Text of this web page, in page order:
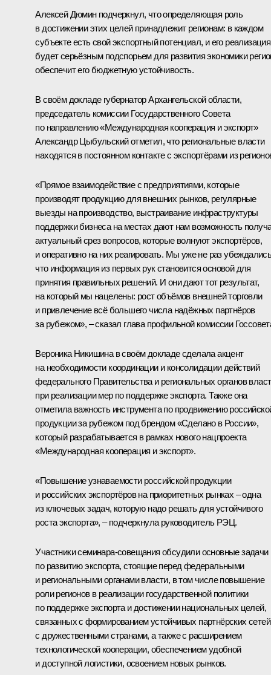
Алексей Дюмин подчеркнул, что определяющая роль
в достижении этих целей принадлежит регионам: в каждом
субъекте есть свой экспортный потенциал, и его реализация
будет серьёзным подспорьем для развития экономики
обеспечит его бюджетную устойчивость.
В своём докладе губернатор Архангельской области,
председатель комиссии Государственного Совета
по направлению «Международная кооперация и экспорт»
Александр Цыбульскийотметил, что региональные власти
находятся в постоянном контакте с экспортёрами из
«Прямое взаимодействие с предприятиями, которые
производят продукцию для внешних рынков, регулярные
выезды на производство, выстраивание инфраструктуры
поддержки бизнеса на местах дают нам возможность
актуальный срез вопросов, которые волнуют экспортёров,
и оперативно на них реагировать. Мы уже не раз
что информация из первых рук становится основой для
принятия правильных решений. И они дают тот результат,
на который мы нацелены: рост объёмов внешней торговли
и привлечение всё большего числа надёжных партнёров
за рубежом», – сказал глава профильной комиссии
Вероника Никишина в своём докладе сделала акцент
на необходимости координации и консолидации действий
федерального Правительства и региональных органов
при реализации мер по поддержке экспорта. Также она
отметила важность инструмента по продвижению
продукции за рубежом под брендом «Сделано в России»,
который разрабатывается в рамках нового нацпроекта
«Международная кооперация и экспорт».
«Повышение узнаваемости российской продукции
и российских экспортёров на приоритетных рынках – одна
из ключевых задач, которую надо решать для устойчивого
роста экспорта», – подчеркнула руководитель РЭЦ.
Участники семинара-совещания обсудили основные задачи
по развитию экспорта, стоящие перед федеральными
и региональными органами власти, в том числе повышение
роли регионов в реализации государственной политики
по поддержке экспорта и достижении национальных целей,
связанных с формированием устойчивых партнёрских сетей
с дружественными странами, а также с расширением
технологической кооперации, обеспечением удобной
и доступной логистики, освоением новых рынков.